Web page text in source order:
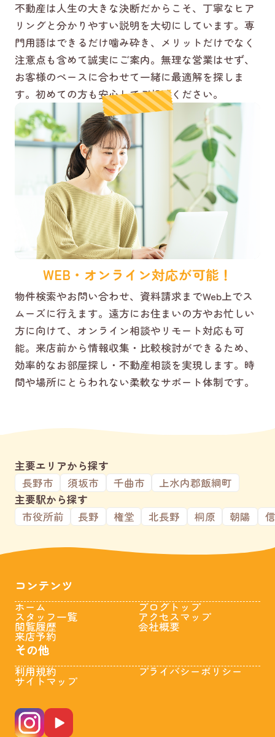
不動産は人生の大きな決断だからこそ、丁寧なヒア
リングと分かりやすい説明を大切にしています。専
門用語はできるだけ噛み砕き、メリットだけでなく
注意点も含めて誠実にご案内。無理な営業はせず、
お客様のペースに合わせて一緒に最適解を探しま
す。初めての方も安心してご相談ください。
WEB・オンライン対応が可能！
物件検索やお問い合わせ、資料請求までWeb上でス
ムーズに行えます。遠方にお住まいの方やお忙しい
方に向けて、オンライン相談やリモート対応も可
能。来店前から情報収集・比較検討ができるため、
効率的なお部屋探し・不動産相談を実現します。時
間や場所にとらわれない柔軟なサポート体制です。
主要エリアから探す
長野市
須坂市 千曲市
上水内郡飯綱町
主要駅から探す
市役所前
長野 権堂 北長野 桐原 朝陽
コンテンツ
ホーム
スタッフ一覧
閲覧履歴
来店予約
ブログトップ
アクセスマップ
会社概要
その他
利用規約
サイトマップ
プライバシーポリシー